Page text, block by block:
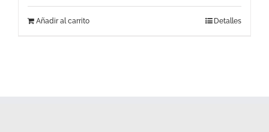
Añadir al carrito Detalles